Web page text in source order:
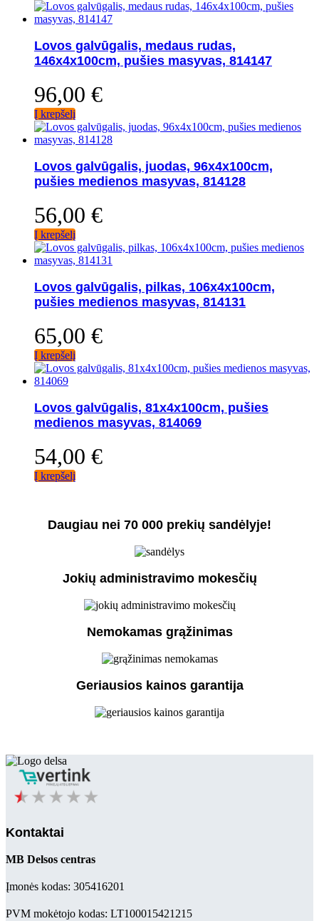
Lovos galvūgalis, medaus rudas,
146x4x100cm, pušies masyvas, 814147
96,00 €
Į krepšelį
Lovos galvūgalis, juodas, 96x4x100cm,
pušies medienos masyvas, 814128
56,00 €
Į krepšelį
Lovos galvūgalis, pilkas, 106x4x100cm,
pušies medienos masyvas, 814131
65,00 €
Į krepšelį
Lovos galvūgalis, 81x4x100cm, pušies
medienos masyvas, 814069
54,00 €
Į krepšelį
Daugiau nei 70 000 prekių sandėlyje!
Jokių administravimo mokesčių
Nemokamas grąžinimas
Geriausios kainos garantija
Kontaktai
MB Delsos centras
Įmonės kodas: 305416201
PVM mokėtojo kodas: LT100015421215